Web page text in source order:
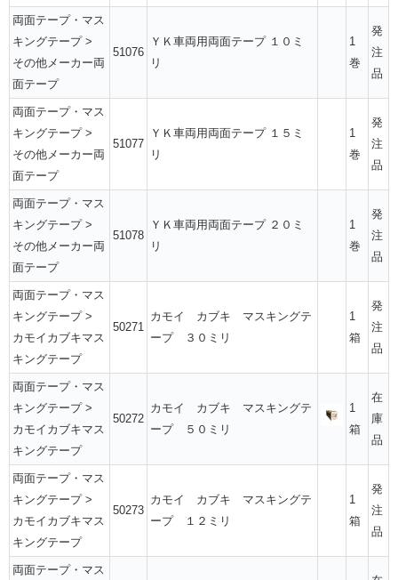
両面テープ・マス
キングテープ >
その他メーカー両
面テープ
51076
ＹＫ車両用両面テープ １０ミ
リ
1
巻
発
注
品
両面テープ・マス
キングテープ >
その他メーカー両
面テープ
51077
ＹＫ車両用両面テープ １５ミ
リ
1
巻
発
注
品
両面テープ・マス
キングテープ >
その他メーカー両
面テープ
51078
ＹＫ車両用両面テープ ２０ミ
リ
1
巻
発
注
品
両面テープ・マス
キングテープ >
カモイカブキマス
キングテープ
50271
カモイ カブキ マスキングテ
ープ ３０ミリ
1
箱
発
注
品
両面テープ・マス
キングテープ >
カモイカブキマス
キングテープ
50272
カモイ カブキ マスキングテ
ープ ５０ミリ
1
箱
在
庫
品
両面テープ・マス
キングテープ >
カモイカブキマス
キングテープ
50273
カモイ カブキ マスキングテ
ープ １２ミリ
1
箱
発
注
品
両面テープ・マス